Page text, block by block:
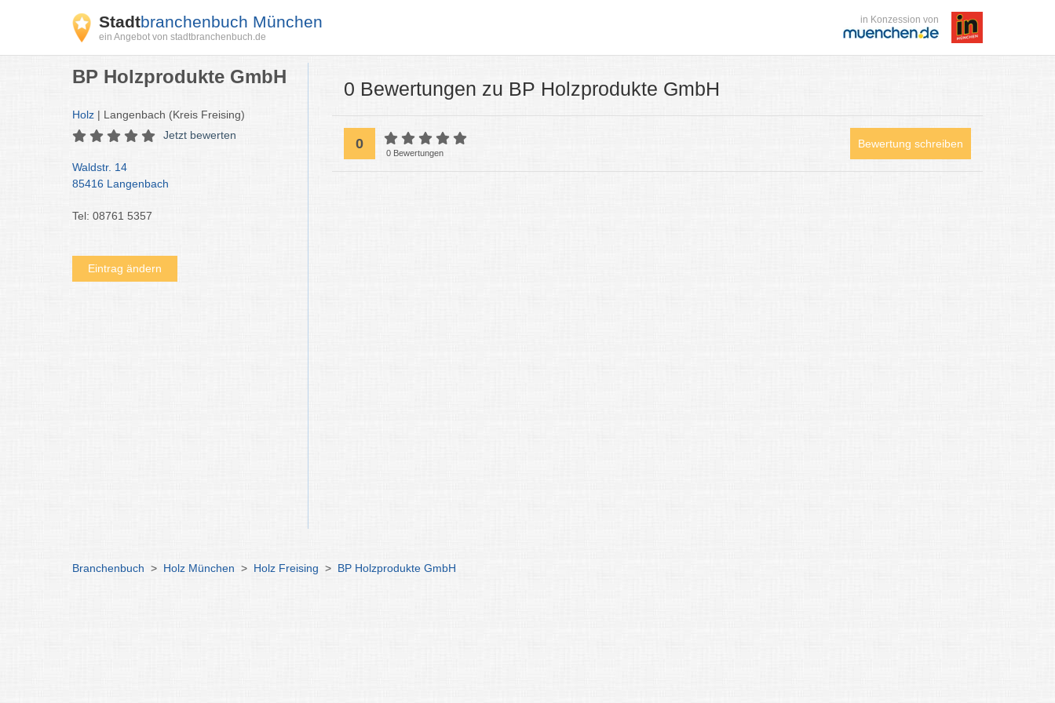
Stadtbranchenbuch München
ein Angebot von stadtbranchenbuch.de
in Konzession von
BP Holzprodukte GmbH
Holz | Langenbach (Kreis Freising)
Jetzt bewerten
Waldstr. 14
85416 Langenbach
Tel: 08761 5357
Eintrag ändern
0 Bewertungen zu BP Holzprodukte GmbH
0
0 Bewertungen
Bewertung schreiben
Branchenbuch > Holz München > Holz Freising > BP Holzprodukte GmbH